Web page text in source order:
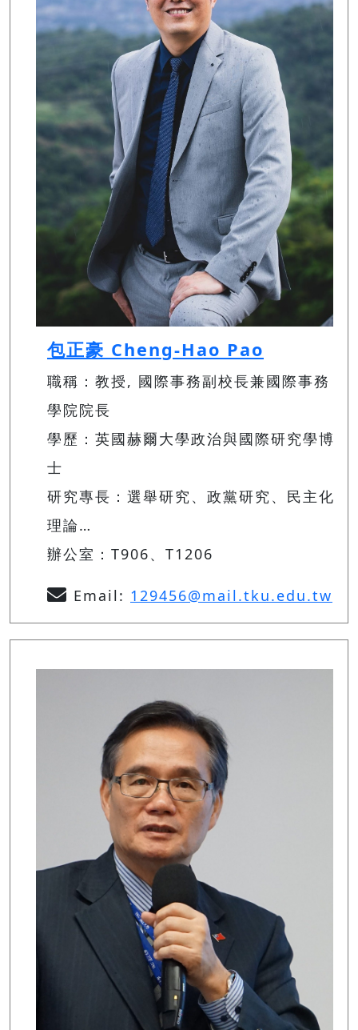
包正豪 Cheng-Hao Pao
職稱：教授, 國際事務副校長兼國際事務
學院院長
學歷：英國赫爾大學政治與國際研究學博
士
研究專長：選舉研究、政黨研究、民主化
理論…
辦公室：T906、T1206
Email: 129456@mail.tku.edu.tw